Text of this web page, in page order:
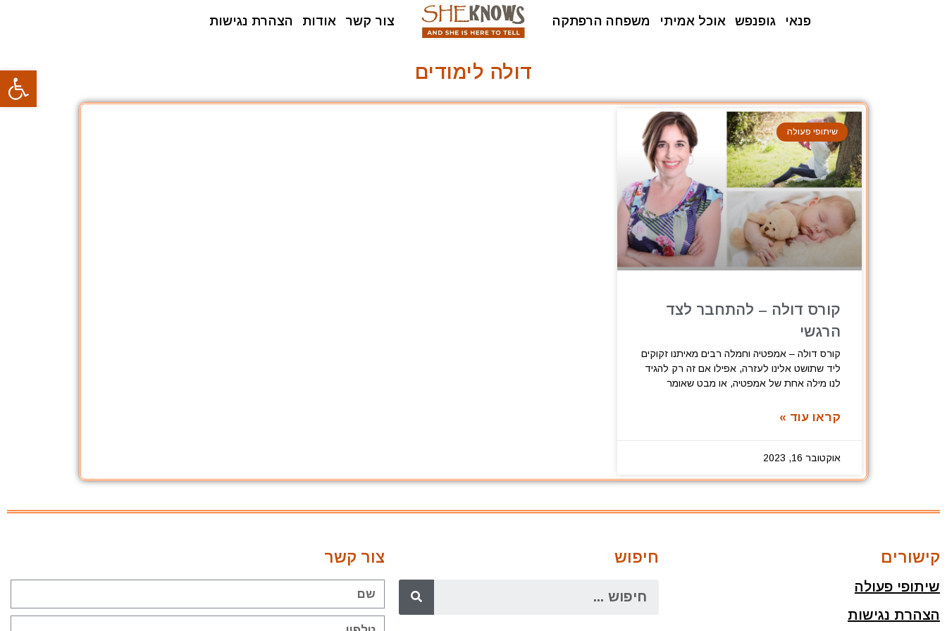
פתח
פנאי גופנפש אוכל אמיתי משפחה הרפתקה צור קשר אודות הצהרת נגישות
דולה לימודים
שיתופי פעולה
קורס דולה – להתחבר לצד
הרגשי
קורס דולה – אמפטיה וחמלה רבים מאיתנו זקוקים
ליד שתושט אלינו לעזרה, אפילו אם זה רק להגיד
לנו מילה אחת של אמפטיה, או מבט שאומר
קראו עוד »
אוקטובר 16, 2023
קישורים
שיתופי פעולה
הצהרת נגישות
חיפוש צור קשר